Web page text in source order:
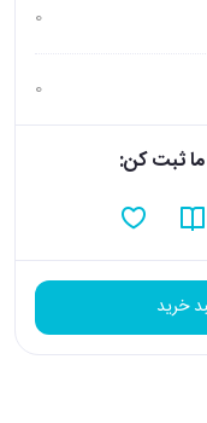
0
0
ما ثبت کن:
خرید